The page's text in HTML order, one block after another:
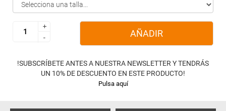
+
-
+
-
AÑADIR
!SUBSCRÍBETE ANTES A NUESTRA NEWSLETTER Y TENDRÁS
UN 10% DE DESCUENTO EN ESTE PRODUCTO!
Pulsa aquí